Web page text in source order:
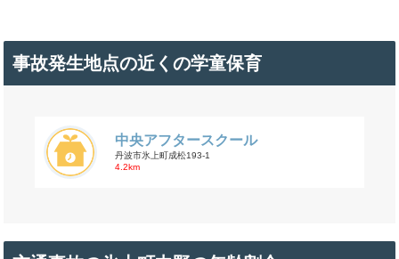
事故発生地点の近くの学童保育
中央アフタースクール
丹波市氷上町成松193-1
4.2km